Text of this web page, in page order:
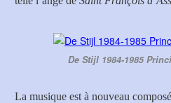
De Stijl 1984-1985
La musique est à nouveau